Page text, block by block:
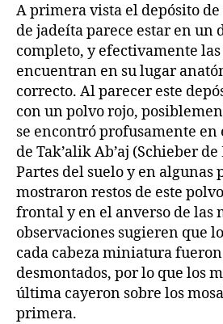
A primera vista el depósito de
de jadeíta parece estar en un
completo, y efectivamente las
encuentran en su lugar
correcto. Al parecer este
con un polvo rojo,
se encontró profusamente en
de Tak’alik Ab’aj (Schieber
Partes del suelo y en algunas
mostraron restos de este
frontal y en el anverso de las
observaciones sugieren que
cada cabeza miniatura
desmontados, por lo que los
última cayeron sobre los
primera.